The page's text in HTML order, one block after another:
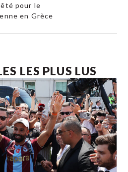
pour le
en Grèce
LES PLUS LUS